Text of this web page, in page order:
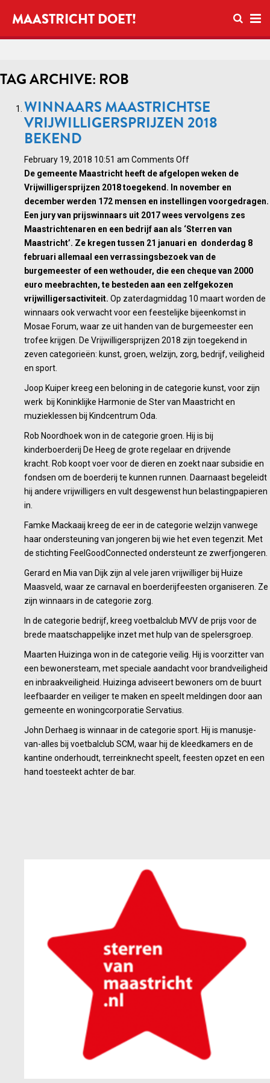
Open
MAASTRICHT DOET!
TAG ARCHIVE: ROB
WINNAARS MAASTRICHTSE
VRIJWILLIGERSPRIJZEN 2018
BEKEND
February 19, 2018 10:51 am Comments Offon
Winnaars
Maastrichtse
Vrijwilligersprijzen
2018
bekend
De gemeente Maastricht heeft de afgelopen weken de
Vrijwilligersprijzen 2018 toegekend. In november en
december werden 172 mensen en instellingen voorgedragen.
Een jury van prijswinnaars uit 2017 wees vervolgens zes
Maastrichtenaren en een bedrijf aan als ‘Sterren van
Maastricht’. Ze kregen tussen 21 januari en donderdag 8
februari allemaal een verrassingsbezoek van de
burgemeester of een wethouder, die een cheque van 2000
euro meebrachten, te besteden aan een zelfgekozen
vrijwilligersactiviteit. Op zaterdagmiddag 10 maart worden de
winnaars ook verwacht voor een feestelijke bijeenkomst in
Mosae Forum, waar ze uit handen van de burgemeester een
trofee krijgen. De Vrijwilligersprijzen 2018 zijn toegekend in
zeven categorieën: kunst, groen, welzijn, zorg, bedrijf, veiligheid
en sport.
Joop Kuiper kreeg een beloning in de categorie kunst, voor zijn
werk bij Koninklijke Harmonie de Ster van Maastricht en
muzieklessen bij Kindcentrum Oda.
Rob Noordhoek won in de categorie groen. Hij is bij
kinderboerderij De Heeg de grote regelaar en drijvende
kracht. Rob koopt voer voor de dieren en zoekt naar subsidie en
fondsen om de boerderij te kunnen runnen. Daarnaast begeleidt
hij andere vrijwilligers en vult desgewenst hun belastingpapieren
in.
Famke Mackaaij kreeg de eer in de categorie welzijn vanwege
haar ondersteuning van jongeren bij wie het even tegenzit. Met
de stichting FeelGoodConnected ondersteunt ze zwerfjongeren.
Gerard en Mia van Dijk zijn al vele jaren vrijwilliger bij Huize
Maasveld, waar ze carnaval en boerderijfeesten organiseren. Ze
zijn winnaars in de categorie zorg.
In de categorie bedrijf, kreeg voetbalclub MVV de prijs voor de
brede maatschappelijke inzet met hulp van de spelersgroep.
Maarten Huizinga won in de categorie veilig. Hij is voorzitter van
een bewonersteam, met speciale aandacht voor brandveiligheid
en inbraakveiligheid. Huizinga adviseert bewoners om de buurt
leefbaarder en veiliger te maken en speelt meldingen door aan
gemeente en woningcorporatie Servatius.
John Derhaeg is winnaar in de categorie sport. Hij is manusje-
van-alles bij voetbalclub SCM, waar hij de kleedkamers en de
kantine onderhoudt, terreinknecht speelt, feesten opzet en een
hand toesteekt achter de bar.